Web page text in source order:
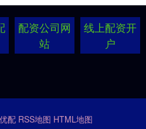
配资公司网
站
线上配资开
户
配 RSS地图 HTML地图